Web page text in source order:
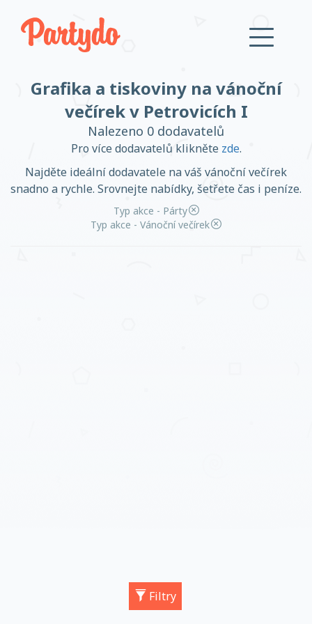
Založit účet
Přihlásit se
Založit účet
Filtry
Grafika a tiskoviny na vánoční
večírek v Petrovicích I
Nalezeno 0 dodavatelů
Pro více dodavatelů klikněte zde.
Najděte ideální dodavatele na váš vánoční večírek
snadno a rychle. Srovnejte nabídky, šetřete čas i peníze.
Typ akce - Párty
Typ akce - Vánoční večírek